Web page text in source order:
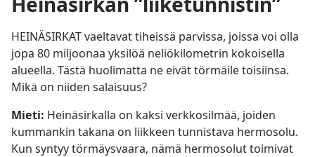
HEINÄSIRKAT vaeltavat tiheissä parvissa, joissa voi olla
jopa 80 miljoonaa yksilöä neliökilometrin kokoisella
alueella. Tästä huolimatta ne eivät törmäile toisiinsa.
Mikä on niiden salaisuus?
Mieti: Heinäsirkalla on kaksi verkkosilmää, joiden
kummankin takana on liikkeen tunnistava hermosolu.
Kun syntyy törmäysvaara, nämä hermosolut toimivat